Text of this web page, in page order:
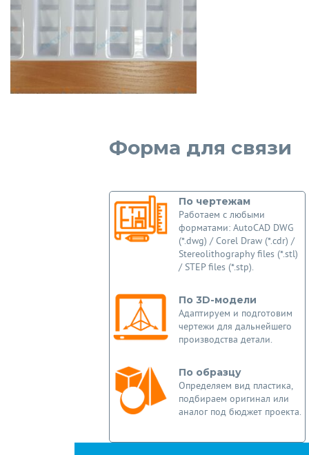
Форма для связи
По чертежам
Работаем с любыми
форматами: AutoCAD DWG
(*.dwg) / Corel Draw (*.cdr) /
Stereolithography files (*.stl)
/ STEP files (*.stp).
По 3D-модели
Адаптируем и подготовим
чертежи для дальнейшего
производства детали.
По образцу
Определяем вид пластика,
подбираем оригинал или
аналог под бюджет проекта.